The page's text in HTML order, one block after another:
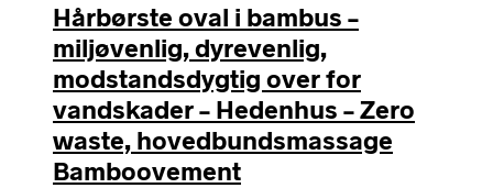
Hårbørste oval i bambus –
miljøvenlig, dyrevenlig,
modstandsdygtig over for
vandskader – Hedenhus – Zero
waste, hovedbundsmassage
Bamboovement